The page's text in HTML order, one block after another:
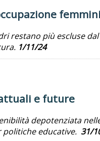
restano più escluse
1/11/24
e future
depotenziata
politiche educative. 31/